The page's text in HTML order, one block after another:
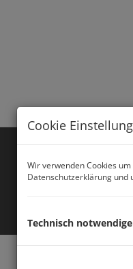
Cookie
Wir verwenden Cookies
Datenschutzerklärung und
Technisch